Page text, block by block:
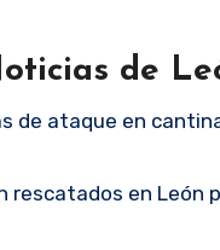
de
de ataque en
rescatados en León